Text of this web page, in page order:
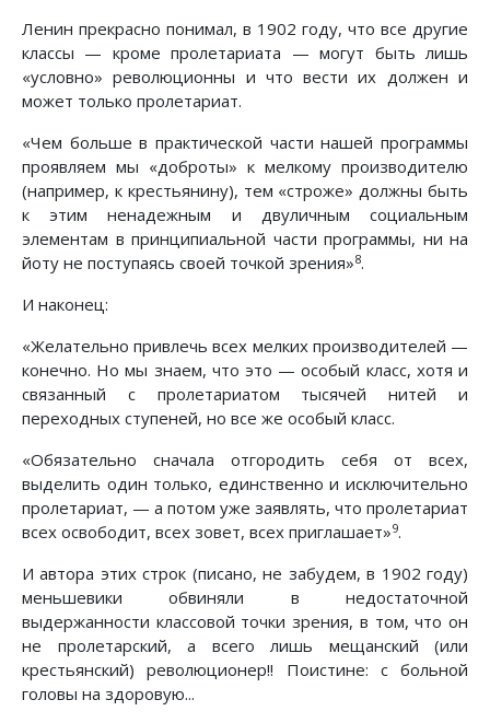
Ленин прекрасно понимал, в 1902 году, что все другие
классы — кроме пролетариата — могут быть лишь
«условно» революционны и что вести их должен и
может только пролетариат.
«Чем больше в практической части нашей программы
проявляем мы «доброты» к мелкому производителю
(например, к крестьянину), тем «строже» должны быть
к этим ненадежным и двуличным социальным
элементам в принципиальной части программы, ни на
йоту не поступаясь своей точкой зрения»8.
И наконец:
«Желательно привлечь всех мелких производителей —
конечно. Но мы знаем, что это — особый класс, хотя и
связанный с пролетариатом тысячей нитей и
переходных ступеней, но все же особый класс.
«Обязательно сначала отгородить себя от всех,
выделить один только, единственно и исключительно
пролетариат, — а потом уже заявлять, что пролетариат
всех освободит, всех зовет, всех приглашает»9.
И автора этих строк (писано, не забудем, в 1902 году)
меньшевики обвиняли в недостаточной
выдержанности классовой точки зрения, в том, что он
не пролетарский, а всего лишь мещанский (или
крестьянский) революционер!! Поистине: с больной
головы на здоровую...